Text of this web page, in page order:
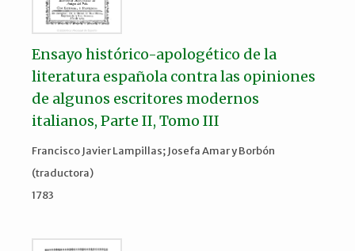
Ensayo histórico-apologético de la
literatura española contra las opiniones
de algunos escritores modernos
italianos, Parte II, Tomo III
Francisco Javier Lampillas; Josefa Amar y Borbón
(traductora)
1783